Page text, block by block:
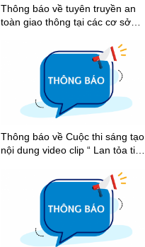
Thông báo về tuyên truyền an
toàn giao thông tại các cơ sở
Hồ Chí Minh năm 2026
Thông báo về Cuộc thi sáng tạo
nội dung video clip “ Lan tỏa tinh
phố Hồ Chí Minh năm học 2025-